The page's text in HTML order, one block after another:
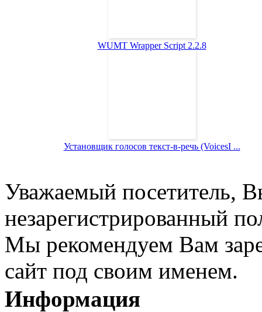
WUMT Wrapper Script 2.2.8
Установщик голосов текст-в-речь (VoicesI ...
Уважаемый посетитель,
незарегистрированный
Мы рекомендуем Вам
сайт под своим именем.
Информация